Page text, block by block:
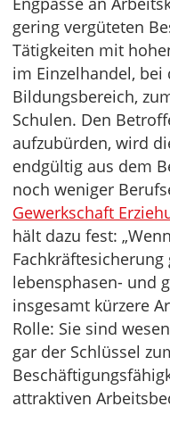
gering vergüteten
Tätigkeiten mit
im Einzelhandel,
Bildungsbereich,
Schulen. Den
aufzubürden, wird
endgültig aus dem
noch weniger
Gewerkschaft
hält dazu fest:
lebensphasen- und
insgesamt kürzere
Rolle: Sie sind
gar der Schlüssel
attraktiven